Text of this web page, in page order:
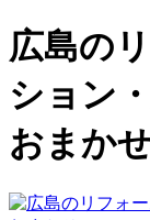
広島の
ション
おまか